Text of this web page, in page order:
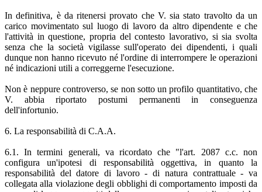
In definitiva, è da ritenersi provato che V. sia stato travolto da un
carico movimentato sul luogo di lavoro da altro dipendente e che
l'attività in questione, propria del contesto lavorativo, si sia svolta
senza che la società vigilasse sull'operato dei dipendenti, i quali
dunque non hanno ricevuto né l'ordine di interrompere le operazioni
né indicazioni utili a correggerne l'esecuzione.
Non è neppure controverso, se non sotto un profilo quantitativo, che
V. abbia riportato postumi permanenti in conseguenza
dell'infortunio.
6. La responsabilità di C.A.A.
6.1. In termini generali, va ricordato che "l'art. 2087 c.c. non
configura un'ipotesi di responsabilità oggettiva, in quanto la
responsabilità del datore di lavoro - di natura contrattuale - va
collegata alla violazione degli obblighi di comportamento imposti da